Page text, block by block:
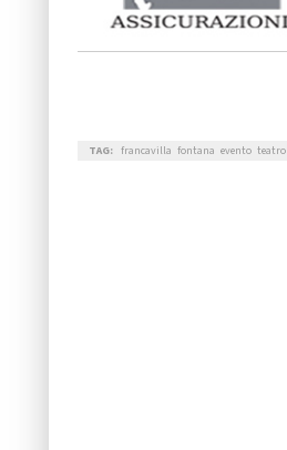
TAG: francavilla fontana evento teatro